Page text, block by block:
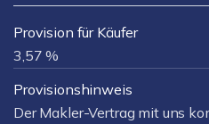
Provision für Käufer
3,57 %
Provisionshinweis
Der Makler-Vertrag mit uns